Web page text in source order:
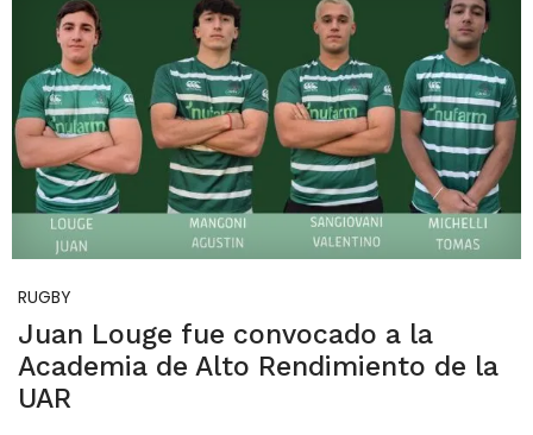
RUGBY
Juan Louge fue convocado a la
Academia de Alto Rendimiento de la
UAR